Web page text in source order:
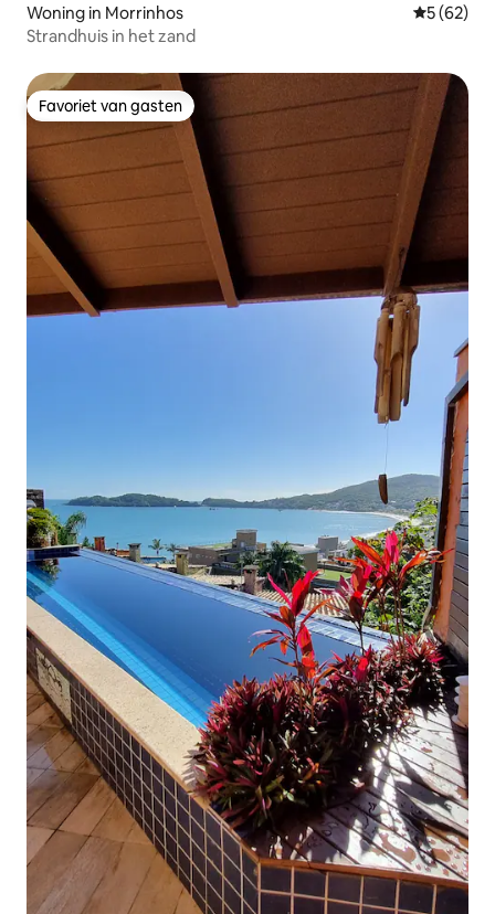
Woning in Morrinhos
5 (62)
Strandhuis in het zand
Favoriet van gasten
Favoriet van gasten